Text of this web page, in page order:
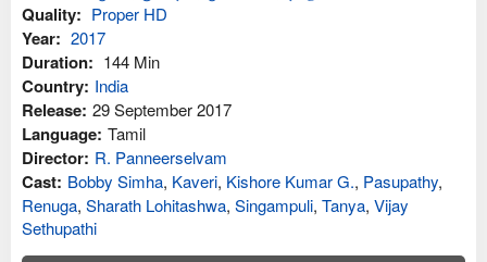
Quality: Proper HD
Year: 2017
Duration: 144 Min
Country: India
Release: 29 September 2017
Language: Tamil
Director: R. Panneerselvam
Cast: Bobby Simha, Kaveri, Kishore Kumar G., Pasupathy,
Renuga, Sharath Lohitashwa, Singampuli, Tanya, Vijay
Sethupathi